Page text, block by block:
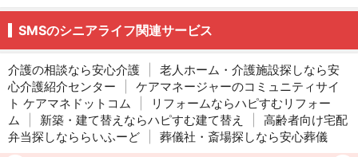
SMSのシニアライフ関連サービス
介護の相談なら安心介護
老人ホーム・介護施設探しなら安
心介護紹介センター
ケアマネージャーのコミュニティサイ
ト ケアマネドットコム
リフォームならハピすむリフォー
ム
新築・建て替えならハピすむ建て替え
高齢者向け宅配
弁当探しなららいふーど
葬儀社・斎場探しなら安心葬儀